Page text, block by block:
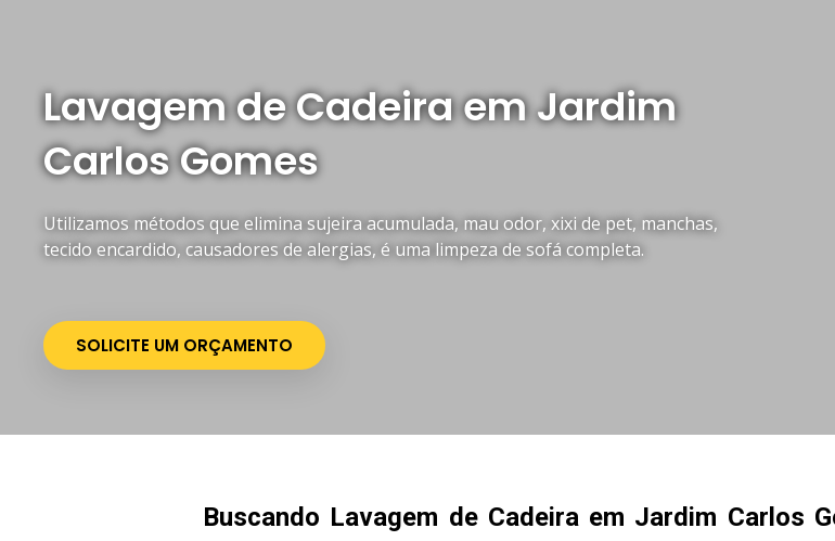
Lavagem de Cadeira em Jardim
Carlos Gomes
Utilizamos métodos que elimina sujeira acumulada, mau odor, xixi de pet, manchas,
tecido encardido, causadores de alergias, é uma limpeza de sofá completa.
SOLICITE UM ORÇAMENTO
Buscando Lavagem de Cadeira em Jardim Carlos